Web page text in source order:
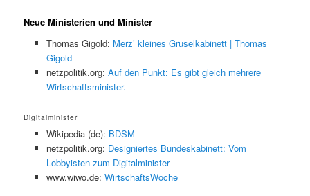
Neue Ministerien und Minister
Thomas Gigold: Merz’ kleines Gruselkabinett | Thomas
Gigold
netzpolitik.org: Auf den Punkt: Es gibt gleich mehrere
Wirtschaftsminister.
Digitalminister
Wikipedia (de): BDSM
netzpolitik.org: Designiertes Bundeskabinett: Vom
Lobbyisten zum Digitalminister
www.wiwo.de: WirtschaftsWoche